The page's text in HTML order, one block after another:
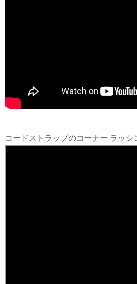
コードストラップのコーナー ラッシ